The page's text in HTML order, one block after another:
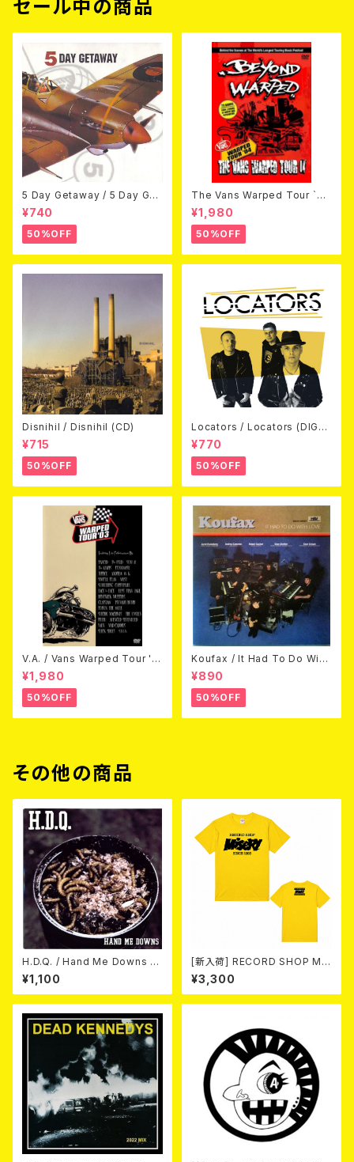
セール中の商品
5 Day Getaway / 5 Day Get
away (CDEP)
¥740
50%OFF
The Vans Warped Tour `04
Beyond Warped (国内盤DV
D)
¥1,980
50%OFF
Disnihil / Disnihil (CD)
¥715
50%OFF
Locators / Locators (DIGPA
CK CD)
¥770
50%OFF
V.A. / Vans Warped Tour '0
3 (DVD)
¥1,980
50%OFF
Koufax / It Had To Do With
Love (CD)
¥890
50%OFF
その他の商品
H.D.Q. / Hand Me Downs (C
OLORVINYL/7”EP)
¥1,100
[新入荷] RECORD SHOP MIS
ERY / 33th anniversary T-s
hirts (yellow ②)
¥3,300